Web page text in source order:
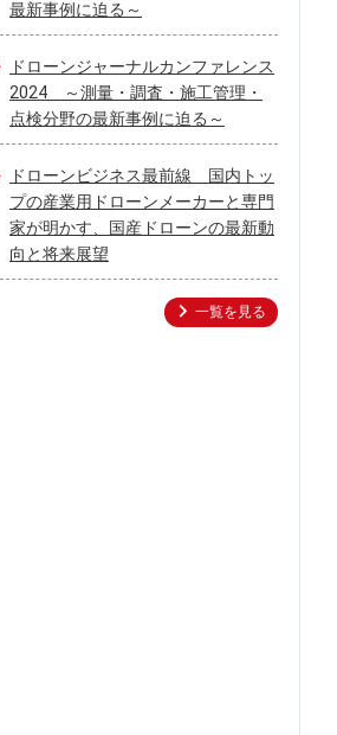
最新事例に迫る～
ドローンジャーナルカンファレンス
2024 ～測量・調査・施工管理・
点検分野の最新事例に迫る～
ドローンビジネス最前線 国内トッ
プの産業用ドローンメーカーと専門
家が明かす、国産ドローンの最新動
向と将来展望
一覧を見る